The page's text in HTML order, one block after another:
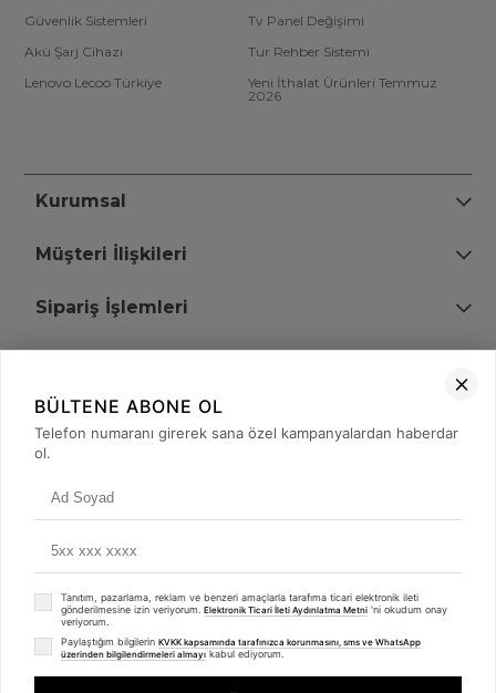
Güvenlik Sistemleri
Tv Panel Değişimi
Akü Şarj Cihazı
Tur Rehber Sistemi
Lenovo Lecoo Türkiye
Yeni İthalat Ürünleri Temmuz
2026
Kurumsal
Müşteri İlişkileri
Sipariş İşlemleri
+90 (850) 473 08 08
© 2008 - 2026merterelektronik.com
Whatsapp
BÜLTENE ABONE OL
Telefon numaranı girerek sana özel kampanyalardan haberdar
ol.
Tanıtım, pazarlama, reklam ve benzeri amaçlarla tarafıma ticari elektronik ileti
gönderilmesine izin veriyorum. Elektronik Ticari İleti Aydınlatma Metni 'ni okudum onay
veriyorum.
Paylaştığım bilgilerin KVKK kapsamında tarafınızca korunmasını, sms ve WhatsApp
üzerinden bilgilendirmeleri almayı kabul ediyorum.